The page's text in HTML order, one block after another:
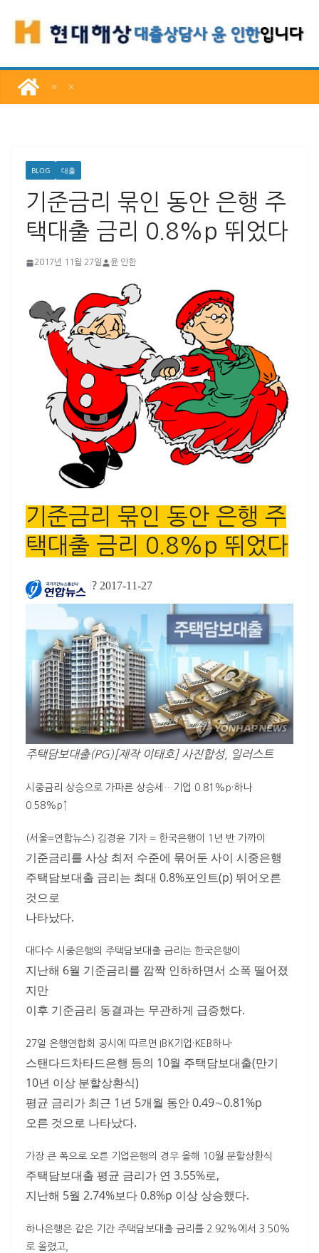
로
너
BLOG 대출
기준금리 묶인 동안 은행 주
택대출 금리 0.8%p 뛰었다
2017년 11월 27일 윤 인한
기준금리 묶인 동안 은행 주
택대출 금리 0.8%p 뛰었다
? 2017-11-27
주택담보대출(PG)[제작 이태호] 사진합성, 일러스트
시중금리 상승으로 가파른 상승세…기업 0.81%p·하나
0.58%p↑
(서울=연합뉴스) 김경윤 기자 = 한국은행이 1년 반 가까이
기준금리를 사상 최저 수준에 묶어둔 사이 시중은행
주택담보대출 금리는 최대 0.8%포인트(p) 뛰어오른
것으로
나타났다.
대다수 시중은행의 주택담보대출 금리는 한국은행이
지난해 6월 기준금리를 깜짝 인하하면서 소폭 떨어졌
지만
이후 기준금리 동결과는 무관하게 급증했다.
27일 은행연합회 공시에 따르면 IBK기업·KEB하나·
스탠다드차타드은행 등의 10월 주택담보대출(만기
10년 이상 분할상환식)
평균 금리가 최근 1년 5개월 동안 0.49∼0.81%p
오른 것으로 나타났다.
가장 큰 폭으로 오른 기업은행의 경우 올해 10월 분할상환식
주택담보대출 평균 금리가 연 3.55%로,
지난해 5월 2.74%보다 0.8%p 이상 상승했다.
하나은행은 같은 기간 주택담보대출 금리를 2.92%에서 3.50%
로 올렸고,